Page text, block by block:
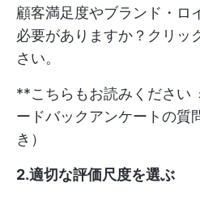
顧客満足度やブランド・ロ
必要がありますか？クリッ
さい。
**こちらもお読みください
ードバックアンケートの質
き）
2.適切な評価尺度を選ぶ